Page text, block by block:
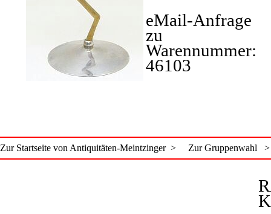
eMail-Anfrage
zu
Warennummer:
46103
Zur Startseite von Antiquitäten-Meintzinger > Zur Gruppenwahl >